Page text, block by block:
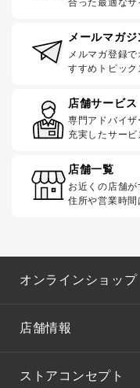
メールマガ
メルマガ登録
すすめトピック
店舗サービス
専門アドバイザ
充実したサービ
店舗一覧
お近くの店舗が
住所や営業時間
オンラインショップ
店舗情報
ストアコンセプト